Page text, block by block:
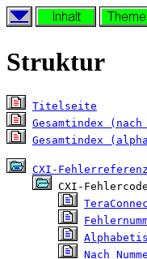
Struktur
Titelseite
Gesamtindex
Gesamtindex
CXI-Fehlerreferenz
CXI-
Nach